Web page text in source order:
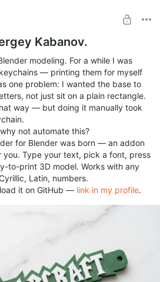
Kabanov.
modeling. For a while I was
— printing them for myself
one problem: I wanted the base to
not just sit on a plain rectangle.
way — but doing it manually took
not automate this?
for Blender was born — an addon
you. Type your text, pick a font, press
to-print 3D model. Works with any
Latin, numbers.
it on GitHub — link in my profile.